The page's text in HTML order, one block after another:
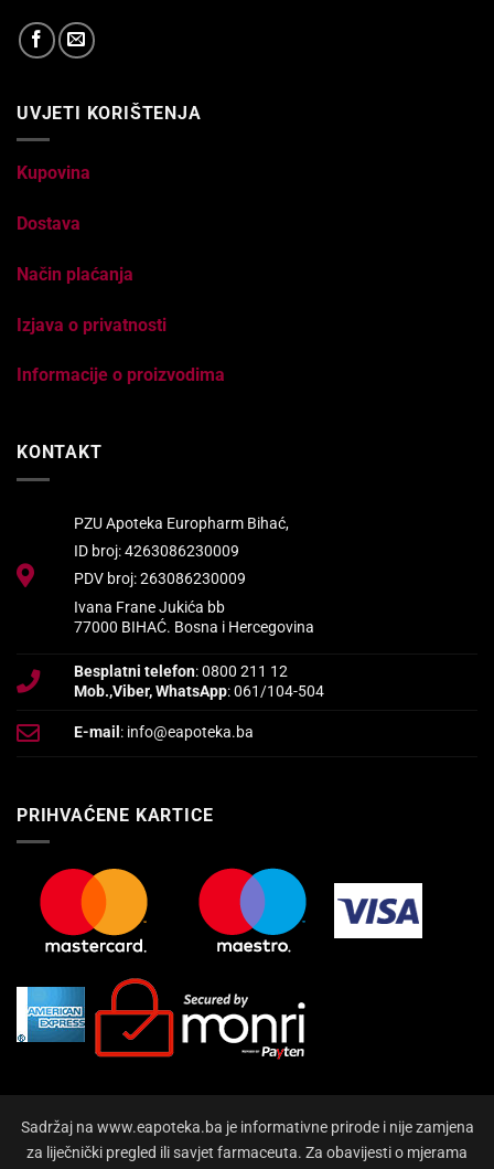
UVJETI KORIŠTENJA
Kupovina
Dostava
Način plaćanja
Izjava o privatnosti
Informacije o proizvodima
KONTAKT
PZU Apoteka Europharm Bihać,
ID broj: 4263086230009
PDV broj: 263086230009
Ivana Frane Jukića bb
77000 BIHAĆ. Bosna i Hercegovina
Besplatni telefon: 0800 211 12
Mob.,Viber, WhatsApp: 061/104-504
E-mail : info@eapoteka.ba
PRIHVAĆENE KARTICE
Sadržaj na www.eapoteka.ba je informativne prirode i nije zamjena
za liječnički pregled ili savjet farmaceuta. Za obavijesti o mjerama